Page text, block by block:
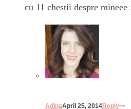
cu 11 chestii despre mineee
AdinaApril 25, 2014Reply